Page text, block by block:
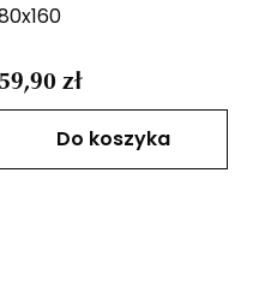
59,90 zł
Do koszyka